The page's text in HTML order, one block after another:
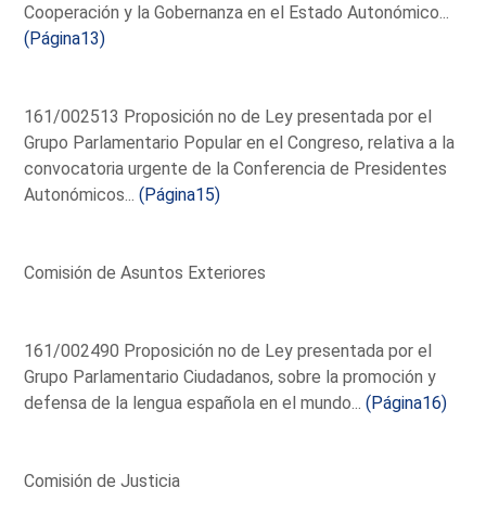
Cooperación y la Gobernanza en el Estado Autonómico...
(Página13)
161/002513 Proposición no de Ley presentada por el
Grupo Parlamentario Popular en el Congreso, relativa a la
convocatoria urgente de la Conferencia de Presidentes
Autonómicos...(Página15)
Comisión de Asuntos Exteriores
161/002490 Proposición no de Ley presentada por el
Grupo Parlamentario Ciudadanos, sobre la promoción y
defensa de la lengua española en el mundo...(Página16)
Comisión de Justicia